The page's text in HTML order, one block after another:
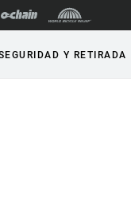
Y RETIRADA